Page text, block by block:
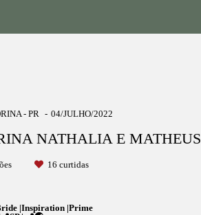
- PR 04/JULHO/2022
NATHALIA E MATHEUS
16 curtidas
|Inspiration |Prime